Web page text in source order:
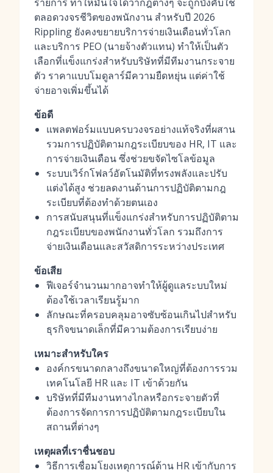
ตลอดวงจรชีวิตของพนักงาน สำหรับปี 2026
Rippling ยังคงขยายบริการจ่ายเงินเดือนทั่วโลก
และบริการ PEO (นายจ้างตัวแทน) ทำให้เป็นตัว
เลือกที่แข็งแกร่งสำหรับบริษัทที่มีทีมงานกระจาย
ตัว ราคาแบบโมดูลาร์มีความยืดหยุ่น แต่ค่าใช้
จ่ายอาจเพิ่มขึ้นได้
ข้อดี
แพลตฟอร์มแบบครบวงจรอย่างแท้จริงที่ผสาน
รวมการปฏิบัติตามกฎระเบียบของ HR, IT และ
การจ่ายเงินเดือน ซึ่งช่วยขจัดไซโลข้อมูล
ระบบเวิร์กโฟลว์อัตโนมัติที่ทรงพลังและปรับ
แต่งได้สูง ช่วยลดงานด้านการปฏิบัติตามกฎ
ระเบียบที่ต้องทำด้วยตนเอง
การสนับสนุนที่แข็งแกร่งสำหรับการปฏิบัติตาม
กฎระเบียบของพนักงานทั่วโลก รวมถึงการ
จ่ายเงินเดือนและสวัสดิการระหว่างประเทศ
ข้อเสีย
ฟีเจอร์จำนวนมากอาจทำให้ผู้ดูแลระบบใหม่
ต้องใช้เวลาเรียนรู้มาก
ลักษณะที่ครอบคลุมอาจซับซ้อนเกินไปสำหรับ
ธุรกิจขนาดเล็กที่มีความต้องการเรียบง่าย
เหมาะสำหรับใคร
องค์กรขนาดกลางถึงขนาดใหญ่ที่ต้องการรวม
เทคโนโลยี HR และ IT เข้าด้วยกัน
บริษัทที่มีทีมงานทางไกลหรือกระจายตัวที่
ต้องการจัดการการปฏิบัติตามกฎระเบียบใน
สถานที่ต่างๆ
เหตุผลที่เราชื่นชอบ
วิธีการเชื่อมโยงเหตุการณ์ด้าน HR เข้ากับการ